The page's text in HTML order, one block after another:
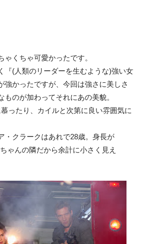
くちゃ可愛かったです。
(人類のリーダーを生むような)強い女
強かったですが、今回は強さに美しさ
ものが加わってそれにあの美貌。
ったり、カイルと次第に良い雰囲気に
クラークはあれで28歳。身長が
ゃんの隣だから余計に小さく見え